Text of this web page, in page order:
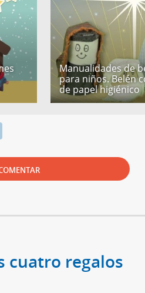
Manualidades de
para niños. Belén
de papel higiénico
cuatro regalos